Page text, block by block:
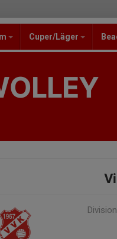
Cuper/Läger